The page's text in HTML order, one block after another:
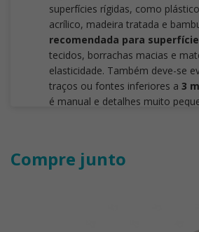
superfícies rígidas, como
acrílico, madeira tratada e
recomendada para
tecidos, borrachas macias e
elasticidade. Também deve-se
traços ou fontes inferiores a 3
é manual e detalhes muito
desse volume, é indicado avaliar
Compre junto